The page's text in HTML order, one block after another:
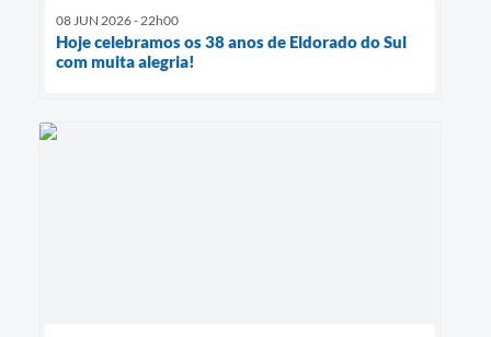
08 JUN 2026 - 22h00
Hoje celebramos os 38 anos de Eldorado do Sul
com muita alegria!